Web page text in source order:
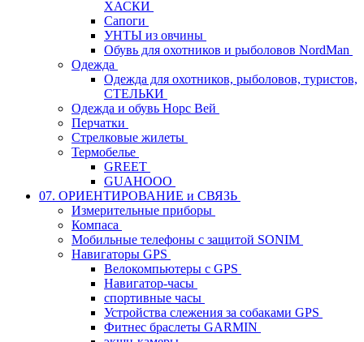
ХАСКИ
Сапоги
УНТЫ из овчины
Обувь для охотников и рыболовов NordMan
Одежда
Одежда для охотников, рыболовов, туристов,
СТЕЛЬКИ
Одежда и обувь Норс Вей
Перчатки
Стрелковые жилеты
Термобелье
GREET
GUAHOOO
07. ОРИЕНТИРОВАНИЕ и СВЯЗЬ
Измерительные приборы
Компаса
Мобильные телефоны с защитой SONIM
Навигаторы GPS
Велокомпьютеры с GPS
Навигатор-часы
спортивные часы
Устройства слежения за собаками GPS
Фитнес браслеты GARMIN